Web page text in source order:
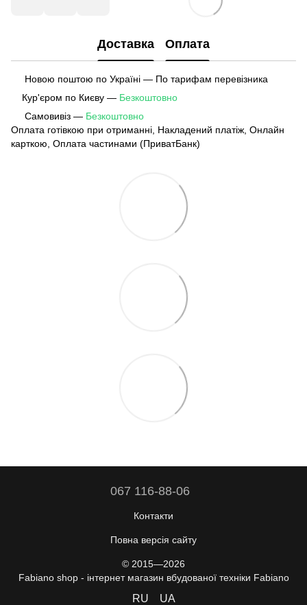
Доставка Оплата
Новою поштою по Україні — По тарифам перевізника
Кур'єром по Києву — Безкоштовно
Самовивіз — Безкоштовно
Оплата готівкою при отриманні, Накладений платіж, Онлайн
карткою, Оплата частинами (ПриватБанк)
067 116-88-06
Контакти
Повна версія сайту
© 2015—2026
Fabiano shop - інтернет магазин вбудованої техніки Fabiano
RU UA